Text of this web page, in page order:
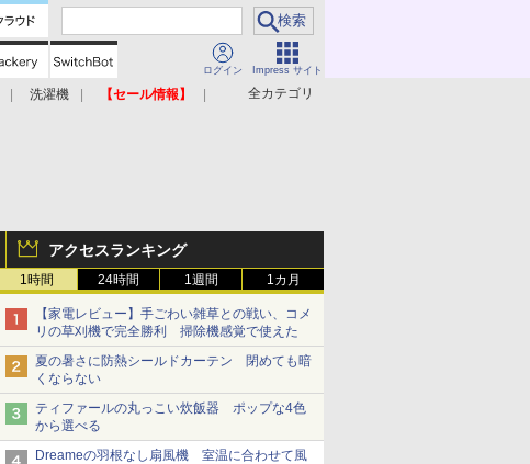
ログイン Impress サイト
全カテゴリ
洗濯機
【セール情報】
アクセスランキング
1時間 24時間 1週間 1カ月
【家電レビュー】手ごわい雑草との戦い、コメ
リの草刈機で完全勝利 掃除機感覚で使えた
夏の暑さに防熱シールドカーテン 閉めても暗
くならない
ティファールの丸っこい炊飯器 ポップな4色
から選べる
Dreameの羽根なし扇風機 室温に合わせて風